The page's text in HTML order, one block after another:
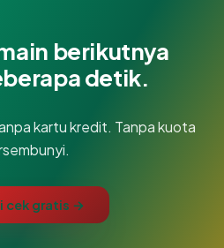
berikutnya
detik.
kartu kredit. Tanpa kuota
cek gratis →